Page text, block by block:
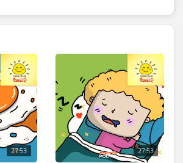
27:53 27:53